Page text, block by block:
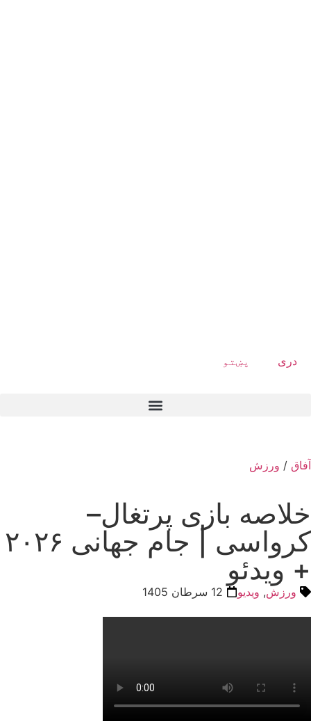
دری پښتو
آفاق / ورزش
خلاصه بازی پرتغال–
کرواسی | جام جهانی ۲۰۲۶
+ ویدئو
ورزش, ویدیو 12 سرطان 1405